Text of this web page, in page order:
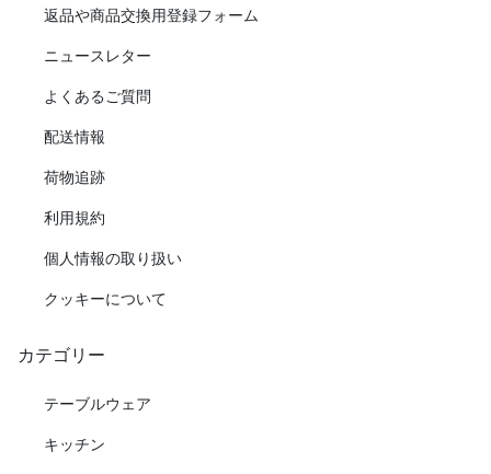
返品や商品交換用登録フォーム
ニュースレター
よくあるご質問
配送情報
荷物追跡
利用規約
個人情報の取り扱い
クッキーについて
カテゴリー
テーブルウェア
キッチン